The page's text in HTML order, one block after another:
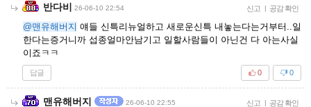
반다비 26-06-10 22:54 신고 | 공감 확인
@맨유해버지 얘들 신특리뉴얼하고 새로운신특 내놓는다는거부터..일
한다는증거니까 섭종얼마안남기고 일할사람들이 아닌건 다 아는사실
이죠ㅋㅋ
답글 0
0
맨유해버지 26-06-10 22:55 신고 | 공감 확인